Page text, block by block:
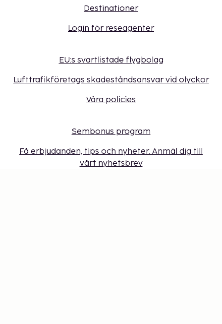
Destinationer
Login för reseagenter
EU:s svartlistade flygbolag
Lufttrafikföretags skadeståndsansvar vid olyckor
Våra policies
Sembonus program
Få erbjudanden, tips och nyheter. Anmäl dig till
vårt nyhetsbrev